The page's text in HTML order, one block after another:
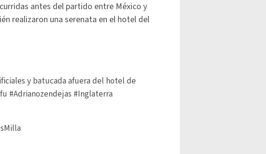
antes del partido entre México y
realizaron una serenata en el hotel del
y batucada afuera del hotel de
#Adrianozendejas #Inglaterra